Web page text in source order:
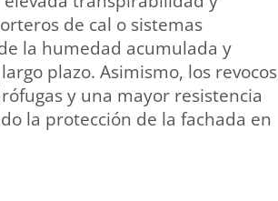
de cal o sistemas
la humedad acumulada y
plazo. Asimismo, los revocos
y una mayor resistencia
la protección de la fachada en